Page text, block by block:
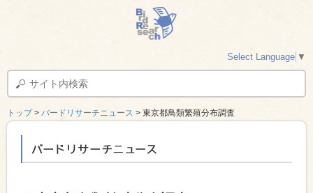
トップ> バードリサーチニュース > 東京都鳥類繁殖分布調査
Select Language ▼